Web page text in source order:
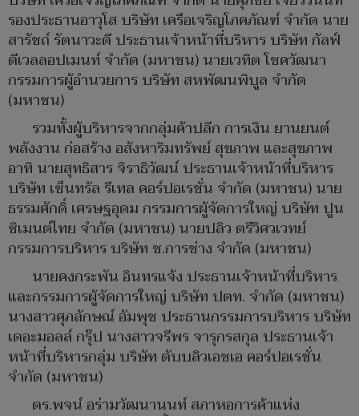
รองประธานอาวุโส บริษัท เครือเจริญโภคภัณฑ์ จำกัด นาย
สารัชถ์ รัตนาวะดี ประธานเจ้าหน้าที่บริหาร บริษัท กัลฟ์
ดีเวลลอปเมนท์ จำกัด (มหาชน) นายเวทิต โชควัฒนา
กรรมการผู้อำนวยการ บริษัท สหพัฒนพิบูล จำกัด
(มหาชน)
รวมทั้งผู้บริหารจากกลุ่มค้าปลีก การเงิน ยานยนต์
พลังงาน ก่อสร้าง อสังหาริมทรัพย์ สุขภาพ และสุขภาพ
อาทิ นายสุทธิสาร จิราธิวัฒน์ ประธานเจ้าหน้าที่บริหาร
บริษัท เซ็นทรัล รีเทล คอร์ปอเรชั่น จำกัด (มหาชน) นาย
ธรรมศักดิ์ เศรษฐอุดม กรรมการผู้จัดการใหญ่ บริษัท ปูน
ซิเมนต์ไทย จำกัด (มหาชน) นายปลิว ตรีวิศวเวทย์
กรรมการบริหาร บริษัท ช.การช่าง จำกัด (มหาชน)
นายคงกระพัน อินทรแจ้ง ประธานเจ้าหน้าที่บริหาร
และกรรมการผู้จัดการใหญ่ บริษัท ปตท. จำกัด (มหาชน)
นางสาวศุภลักษณ์ อัมพุช ประธานกรรมการบริหาร บริษัท
เดอะมอลล์ กรุ๊ป นางสาวจรีพร จารุกรสกุล ประธานเจ้า
หน้าที่บริหารกลุ่ม บริษัท ดับบลิวเอชเอ คอร์ปอเรชั่น
จำกัด (มหาชน)
ดร.พจน์ อร่ามวัฒนานนท์ สภาหอการค้าแห่ง